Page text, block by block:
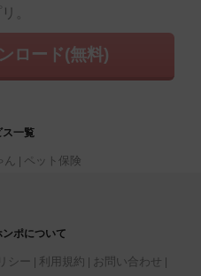
。
ロード(無料)
ス一覧
ペット保険
ポについて
シー 利用規約
お問い合わせ